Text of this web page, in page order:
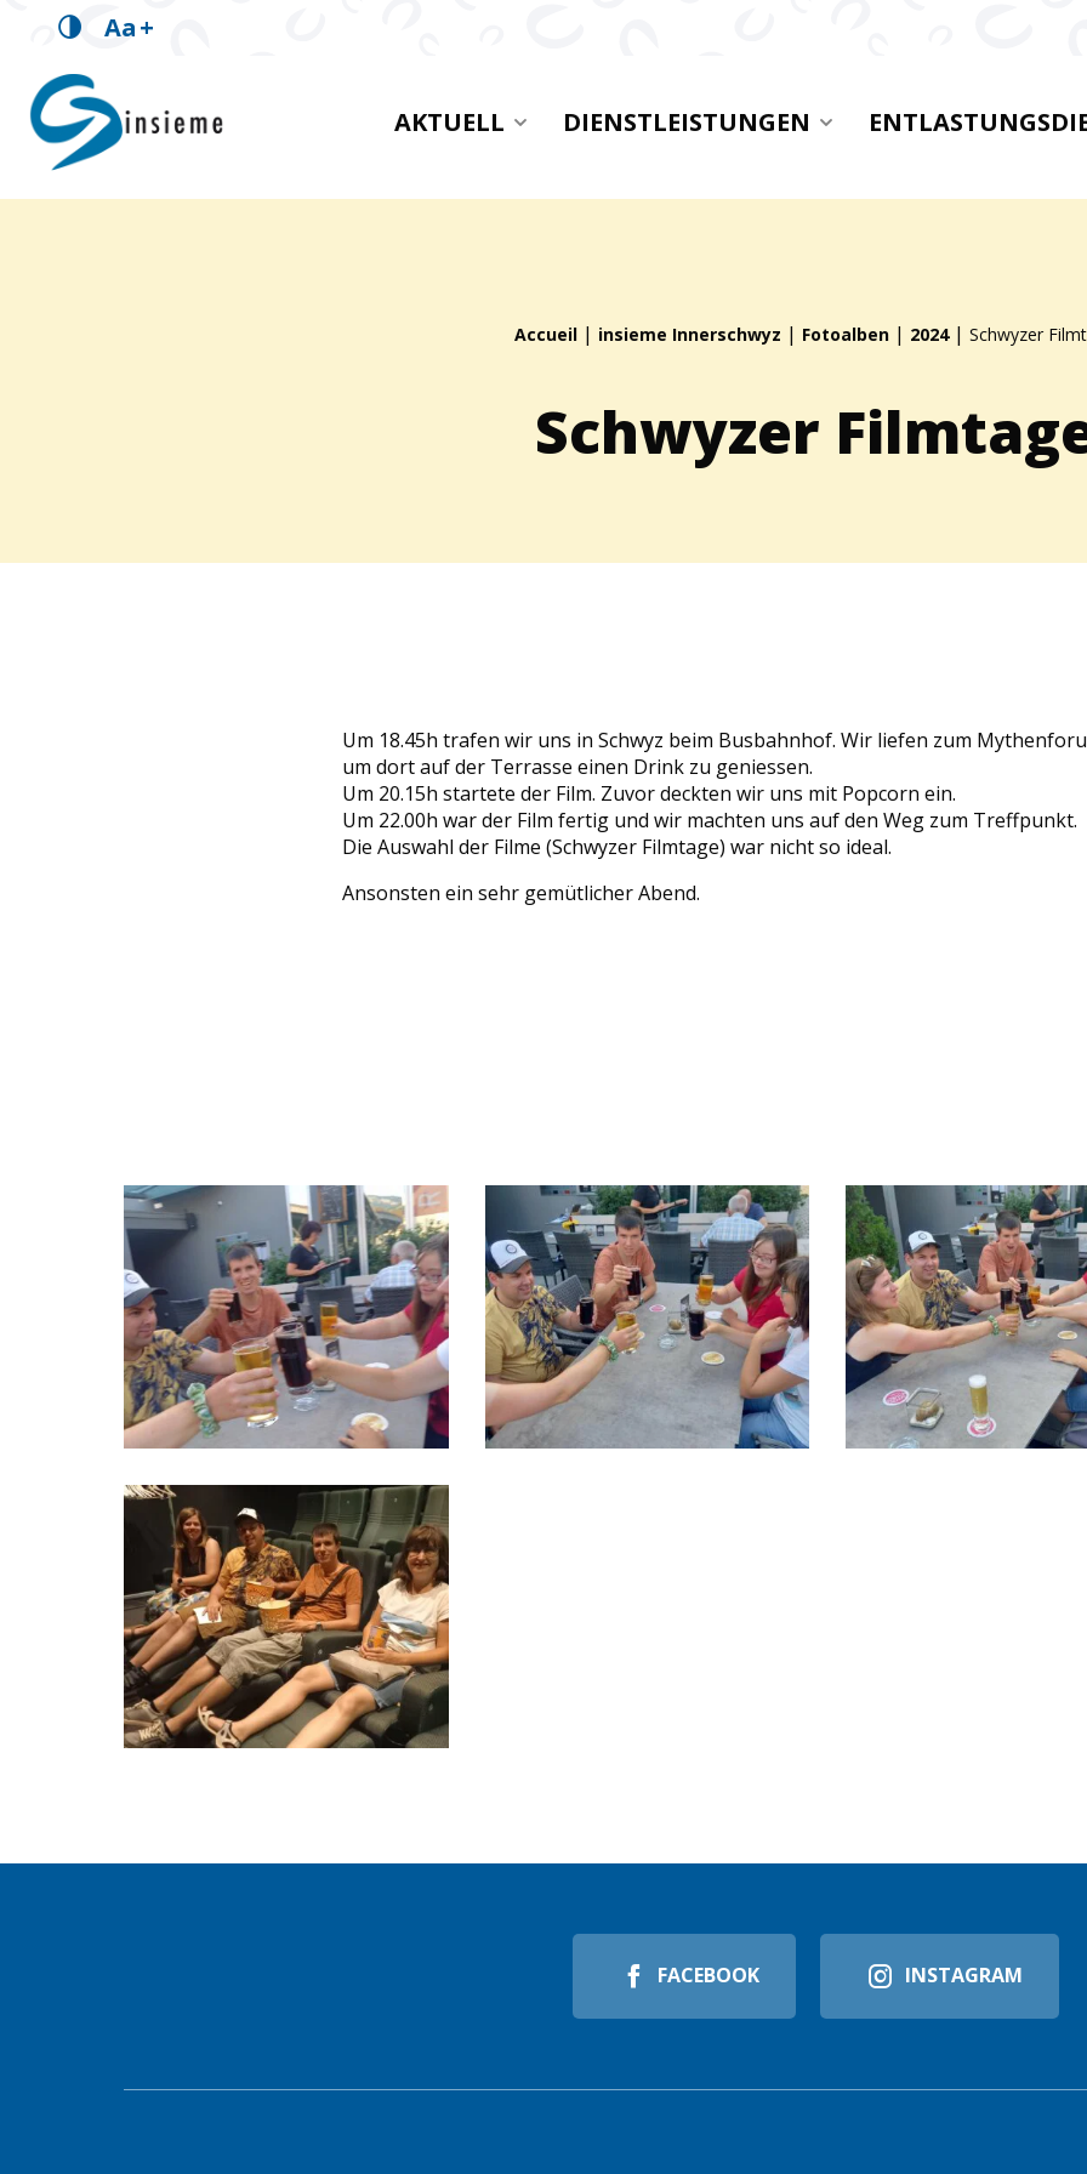
Aa+
insieme Innerschwyz
AKTUELL DIENSTLEISTUNGEN
Accueil | insieme Innerschwyz | Fotoalben | 2024 | Schwyzer
Schwyzer
Um 18.45h trafen wir uns in Schwyz beim Busbahnhof. Wir liefen zum
um dort auf der Terrasse einen Drink zu geniessen.
Um 20.15h startete der Film. Zuvor deckten wir uns mit Popcorn ein.
Um 22.00h war der Film fertig und wir machten uns auf den Weg zum Treffpunkt.
Die Auswahl der Filme (Schwyzer Filmtage) war nicht so ideal.
Ansonsten ein sehr gemütlicher Abend.
FACEBOOK INSTAGRAM